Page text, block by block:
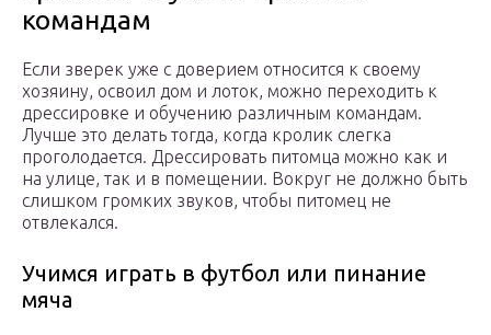
командам
Если зверек уже с доверием относится к своему
хозяину, освоил дом и лоток, можно переходить к
дрессировке и обучению различным командам.
Лучше это делать тогда, когда кролик слегка
проголодается. Дрессировать питомца можно как и
на улице, так и в помещении. Вокруг не должно быть
слишком громких звуков, чтобы питомец не
отвлекался.
Учимся играть в футбол или пинание
мяча